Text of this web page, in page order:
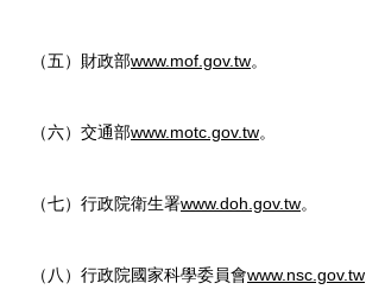
（五）財政部www.mof.gov.tw。
（六）交通部www.motc.gov.tw。
（七）行政院衛生署www.doh.gov.tw。
（八）行政院國家科學委員會www.nsc.gov.tw